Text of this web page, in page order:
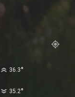
36.3°
35.2°